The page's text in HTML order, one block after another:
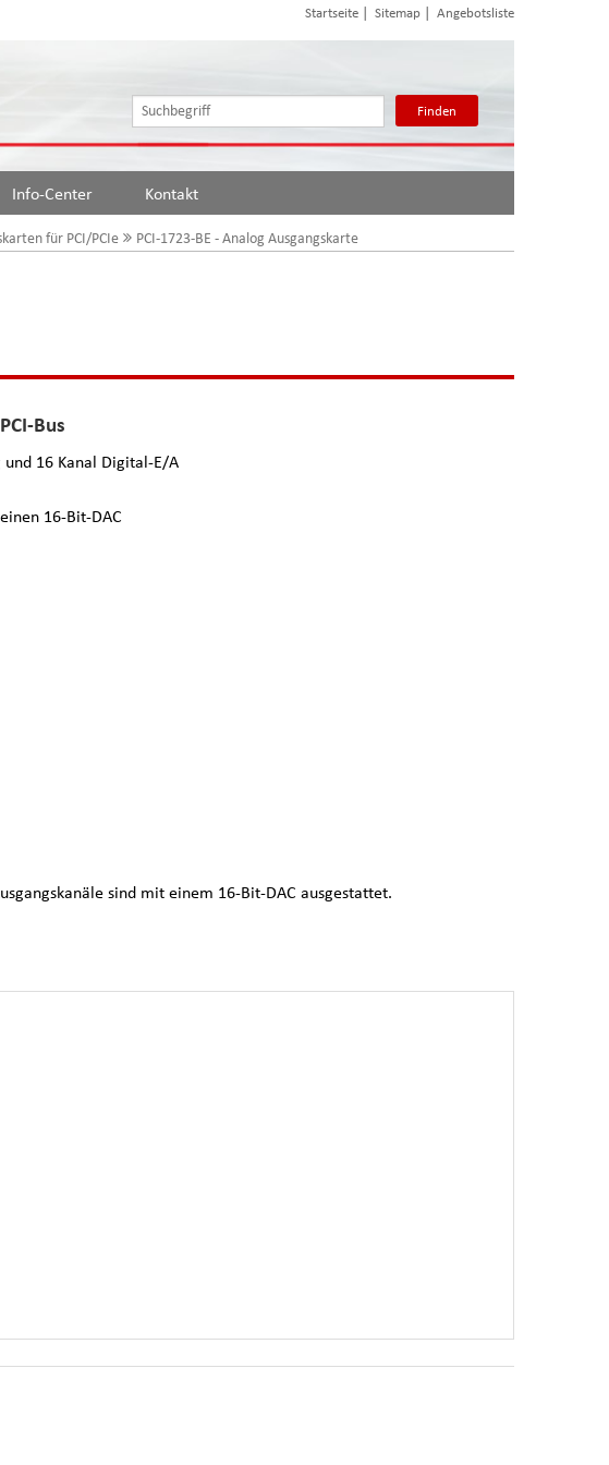
Startseite Sitemap Angebotsliste
Finden
Info-Center Kontakt
für PCI/PCIe PCI-1723-BE - Analog Ausgangskarte
Bus
und 16 Kanal Digital-E/A
16-Bit-DAC
sind mit einem 16-Bit-DAC ausgestattet.